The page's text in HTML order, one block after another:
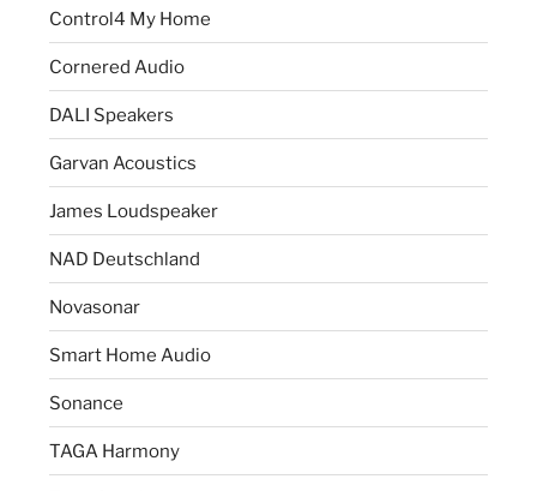
Control4 My Home
Cornered Audio
DALI Speakers
Garvan Acoustics
James Loudspeaker
NAD Deutschland
Novasonar
Smart Home Audio
Sonance
TAGA Harmony